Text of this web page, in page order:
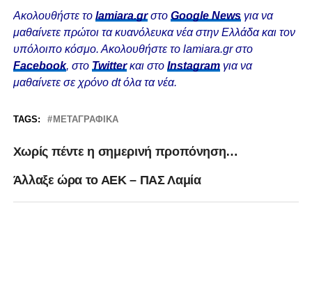
Ακολουθήστε το lamiara.grστο Google Newsγια να
μαθαίνετε πρώτοι τα κυανόλευκα νέα στην Ελλάδα και τον
υπόλοιπο κόσμο. Ακολουθήστε το lamiara.gr στο
Facebook, στο Twitterκαι στο Instagram για να
μαθαίνετε σε χρόνο dt όλα τα νέα.
TAGS: ΜΕΤΑΓΡΑΦΙΚΆ
Χωρίς πέντε η σημερινή προπόνηση…
Άλλαξε ώρα το ΑΕΚ – ΠΑΣ Λαμία